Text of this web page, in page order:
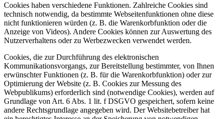
Cookies haben verschiedene Funktionen. Zahlreiche Cookies sind
technisch notwendig, da bestimmte Webseitenfunktionen ohne diese
nicht funktionieren würden (z. B. die Warenkorbfunktion oder die
Anzeige von Videos). Andere Cookies können zur Auswertung des
Nutzerverhaltens oder zu Werbezwecken verwendet werden.
Cookies, die zur Durchführung des elektronischen
Kommunikationsvorgangs, zur Bereitstellung bestimmter, von Ihnen
erwünschter Funktionen (z. B. für die Warenkorbfunktion) oder zur
Optimierung der Website (z. B. Cookies zur Messung des
Webpublikums) erforderlich sind (notwendige Cookies), werden auf
Grundlage von Art. 6 Abs. 1 lit. f DSGVO gespeichert, sofern keine
andere Rechtsgrundlage angegeben wird. Der Websitebetreiber hat